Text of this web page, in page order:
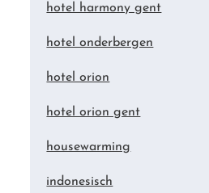
hotel harmony gent
hotel onderbergen
hotel orion
hotel orion gent
housewarming
indonesisch